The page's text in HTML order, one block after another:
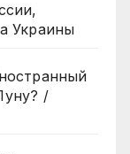
Украины
/